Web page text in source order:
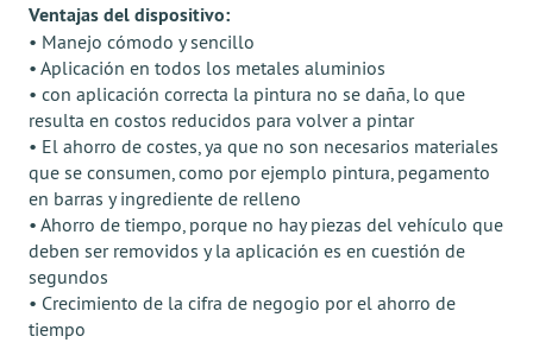
Ventajas del dispositivo:
• Manejo cómodo y sencillo
• Aplicación en todos los metales aluminios
• con aplicación correcta la pintura no se daña, lo que
resulta en costos reducidos para volver a pintar
• El ahorro de costes, ya que no son necesarios materiales
que se consumen, como por ejemplo pintura, pegamento
en barras y ingrediente de relleno
• Ahorro de tiempo, porque no hay piezas del vehículo que
deben ser removidos y la aplicación es en cuestión de
segundos
• Crecimiento de la cifra de negogio por el ahorro de
tiempo